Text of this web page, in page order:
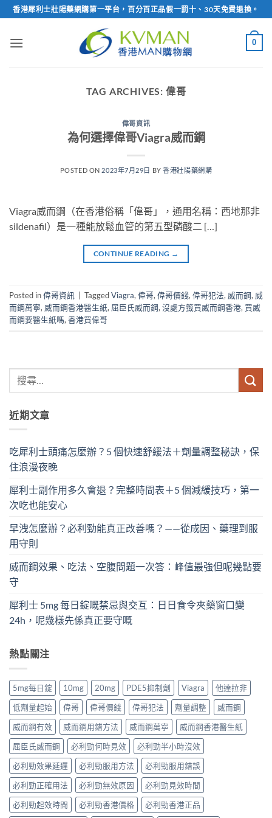
Skip
to
content
香港犀利士壯陽藥網購第一平台，百分百正品假一罰十、30天免費退換。
0
TAG ARCHIVES: 偉哥
偉哥資訊
為何選擇偉哥Viagra威而鋼
POSTED ON 2023年7月29日 BY香港壯陽藥網購
Viagra威而鋼（在香港俗稱「偉哥」，通用名稱：西地那非
sildenafil）是一種能放鬆血管的第五型磷酸二 […]
CONTINUE READING →
Posted in偉哥資訊 TaggedViagra, 偉哥, 偉哥價錢, 偉哥犯法, 威而鋼, 威
而鋼萬寧, 威而鋼香港醫生紙, 屈臣氏威而鋼, 沒處方籤買威而鋼香港, 買威
而鋼要醫生紙嗎, 香港買偉哥
近期文章
吃犀利士頭痛怎麼辦？5 個快速舒緩法＋劑量調整秘訣，保
住浪漫夜晚
犀利士副作用多久會退？完整時間表＋5 個減緩技巧，第一
次吃也能安心
早洩怎麼辦？必利勁能真正改善嗎？——從成因、藥理到服
用守則
威而鋼效果、吃法、空腹問題一次答：峰值最強但呢幾點要
守
犀利士 5mg 每日錠嘅禁忌與交互：日日食令夾藥窗口變
24h，呢幾樣先係真正要守嘅
熱點關注
5mg每日錠 10mg 20mg PDE5抑制劑 Viagra
他達拉非
低劑量起始
偉哥 偉哥價錢 偉哥犯法 劑量調整
威而鋼
威而鋼冇效
威而鋼用錯方法 威而鋼萬寧
威而鋼香港醫生紙
屈臣氏威而鋼
必利勁何時見效
必利勁半小時沒效
必利勁效果延遲
必利勁服用方法
必利勁服用錯誤
必利勁正確用法
必利勁無效原因
必利勁見效時間
必利勁起效時間
必利勁香港價格 必利勁香港正品